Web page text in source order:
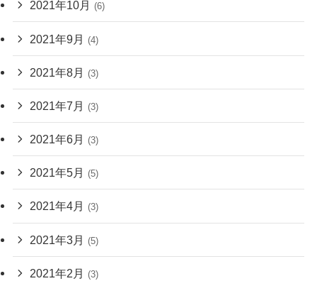
2021年10月 (6)
2021年9月 (4)
2021年8月 (3)
2021年7月 (3)
2021年6月 (3)
2021年5月 (5)
2021年4月 (3)
2021年3月 (5)
2021年2月 (3)